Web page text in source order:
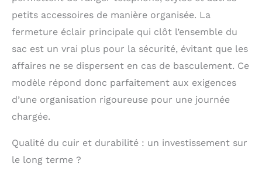
doublure durable, une
fermeture à glissière
et des éléments
métalliques, fabriqué
artisans
professionnels.
mallette est assez
portables, elle
petits accessoires de manière organisée. La
fermeture éclair principale qui clôt l’ensemble du
sac est un vrai plus pour la sécurité, évitant que les
affaires ne se dispersent en cas de basculement. Ce
modèle répond donc parfaitement aux exigences
d’une organisation rigoureuse pour une journée
chargée.
Qualité du cuir et durabilité : un investissement sur
le long terme ?